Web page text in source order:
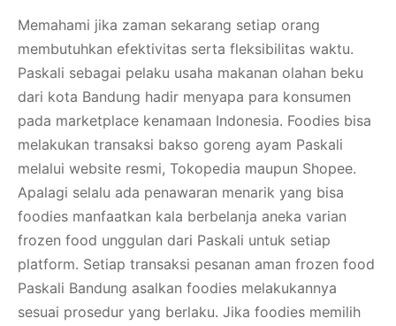
Memahami jika zaman sekarang setiap orang
membutuhkan efektivitas serta fleksibilitas waktu.
Paskali sebagai pelaku usaha makanan olahan beku
dari kota Bandung hadir menyapa para konsumen
pada marketplace kenamaan Indonesia. Foodies bisa
melakukan transaksi bakso goreng ayam Paskali
melalui website resmi, Tokopedia maupun Shopee.
Apalagi selalu ada penawaran menarik yang bisa
foodies manfaatkan kala berbelanja aneka varian
frozen food unggulan dari Paskali untuk setiap
platform. Setiap transaksi pesanan aman frozen food
Paskali Bandung asalkan foodies melakukannya
sesuai prosedur yang berlaku. Jika foodies memilih